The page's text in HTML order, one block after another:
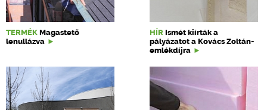
TERMÉK Magastető
lenullázva
HÍR Ismét kiírták a
pályázatot a Kovács Zoltán-
emlékdíjra